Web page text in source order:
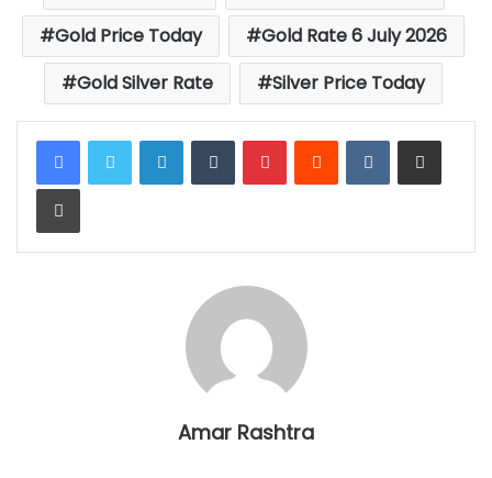
Gold Price Today
Gold Rate 6 July 2026
Gold Silver Rate
Silver Price Today
LinkedInTumblrPinterestReddit VKontakteShare via Email
Print
Amar Rashtra